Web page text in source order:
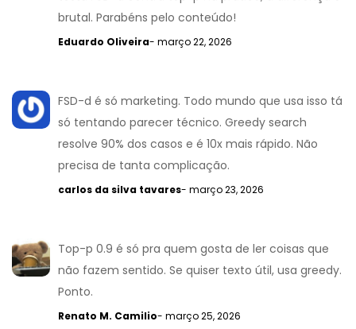
brutal. Parabéns pelo conteúdo!
Eduardo Oliveira- março 22, 2026
FSD-d é só marketing. Todo mundo que usa isso tá
só tentando parecer técnico. Greedy search
resolve 90% dos casos e é 10x mais rápido. Não
precisa de tanta complicação.
carlos da silva tavares- março 23, 2026
Top-p 0.9 é só pra quem gosta de ler coisas que
não fazem sentido. Se quiser texto útil, usa greedy.
Ponto.
Renato M. Camilio- março 25, 2026